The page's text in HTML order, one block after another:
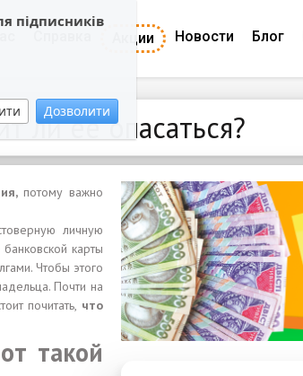
підписників
Дозволити
Акции Новости Блог
ли ее опасаться?
потому важно
личную
карты
Чтобы этого
Почти на
почитать, что
такой